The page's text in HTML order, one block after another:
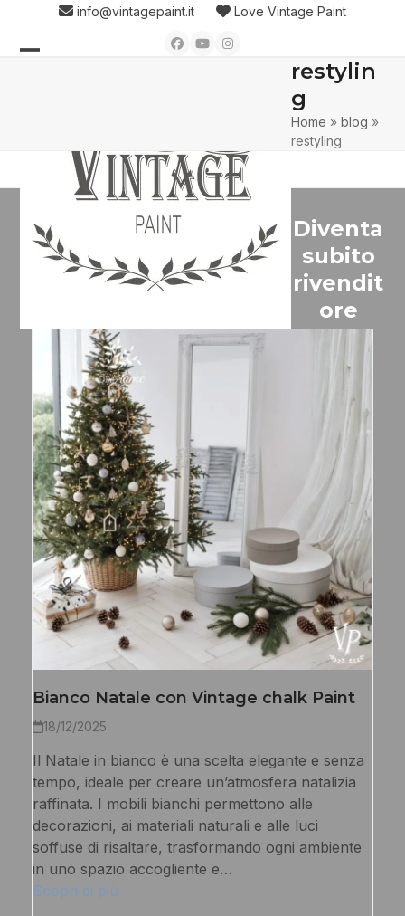
content
info@vintagepaint.it Love Vintage Paint
Facebook
YouTubeInstagram
restylin
g
Home »blog »
restyling
Bianco Natale con Vintage chalk Paint
18/12/2025
Il Natale in bianco è una scelta elegante e senza
tempo, ideale per creare un’atmosfera natalizia
raffinata. I mobili bianchi permettono alle
decorazioni, ai materiali naturali e alle luci
soffuse di risaltare, trasformando ogni ambiente
in uno spazio accogliente e…
Scopri di più
Diventa
subito
rivendit
ore